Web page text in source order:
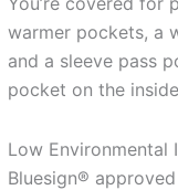
warmer pockets, a
and a sleeve pass
pocket on the
Low Environmental
Bluesign®